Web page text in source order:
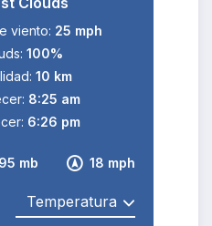
mb 18 mph
viento: 25 mph
100%
10 km
8:25 am
6:26 pm